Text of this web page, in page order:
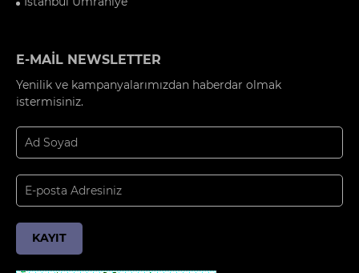
E-MAİL NEWSLETTER
Yenilik ve kampanyalarımızdan haberdar olmak
istermisiniz.
KAYIT